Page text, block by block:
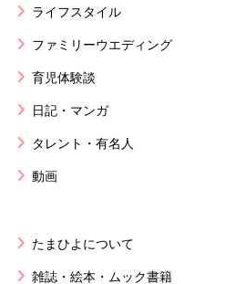
ライフスタイル
ファミリーウエディング
育児体験談
日記・マンガ
タレント・有名人
動画
たまひよについて
雑誌・絵本・ムック書籍